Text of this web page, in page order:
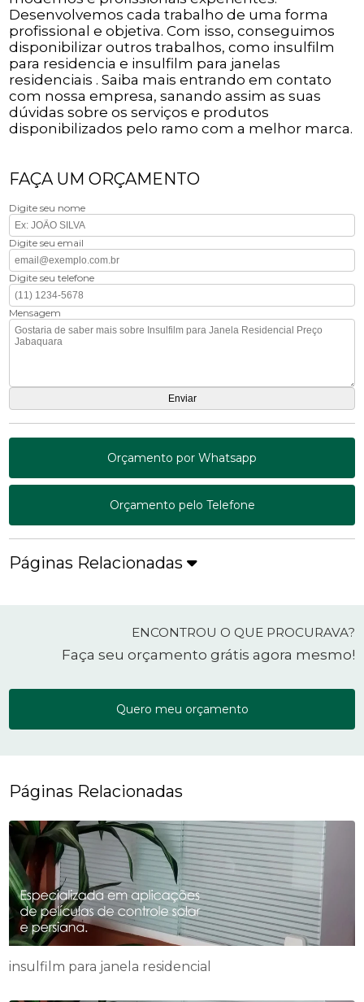
Desenvolvemos cada trabalho de uma forma
profissional e objetiva. Com isso, conseguimos
disponibilizar outros trabalhos, como insulfilm
para residencia e insulfilm para janelas
residenciais . Saiba mais entrando em contato
com nossa empresa, sanando assim as suas
dúvidas sobre os serviços e produtos
disponibilizados pelo ramo com a melhor marca.
FAÇA UM ORÇAMENTO
Digite seu nome
Digite seu email
Digite seu telefone
Mensagem
Orçamento por Whatsapp
Orçamento pelo Telefone
Páginas Relacionadas
ENCONTROU O QUE PROCURAVA?
Faça seu orçamento grátis agora mesmo!
Quero meu orçamento
Páginas Relacionadas
insulfilm para janela residencial